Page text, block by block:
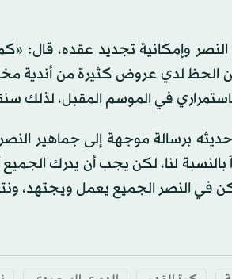
وإمكانية تجديد عقده، قال: «كما
لدي عروض كثيرة من أندية
باستمراري في الموسم المقبل،
برسالة موجهة إلى جماهير
في النصر الجميع يعمل ويجتهد،